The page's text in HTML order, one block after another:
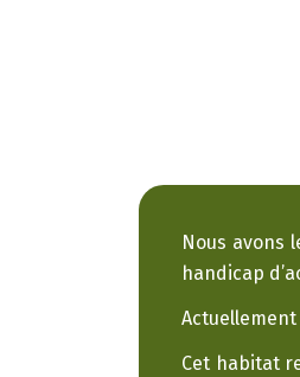
Nous avons
handicap
Cet habitat